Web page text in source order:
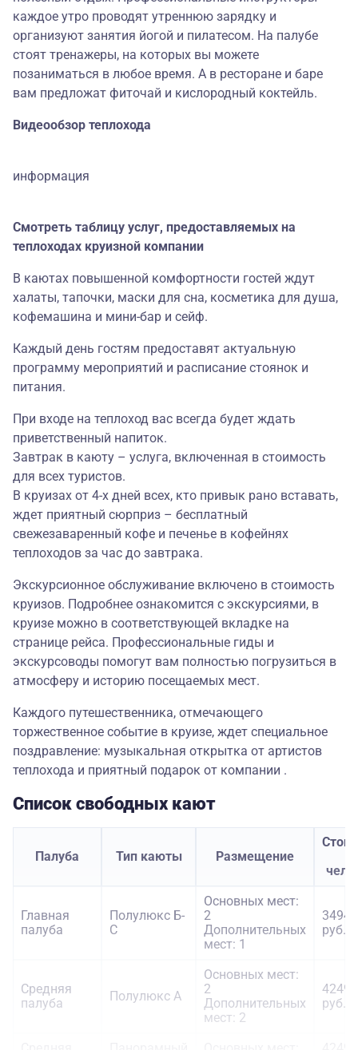
каждое утро проводят утреннюю зарядку и
организуют занятия йогой и пилатесом. На палубе
стоят тренажеры, на которых вы можете
позаниматься в любое время. А в ресторане и баре
вам предложат фиточай и кислородный коктейль.
Видеообзор теплохода
информация
Смотреть таблицу услуг, предоставляемых на
теплоходах круизной компании
В каютах повышенной комфортности гостей ждут
халаты, тапочки, маски для сна, косметика для душа,
кофемашина и мини-бар и сейф.
Каждый день гостям предоставят актуальную
программу мероприятий и расписание стоянок и
питания.
При входе на теплоход вас всегда будет ждать
приветственный напиток.
Завтрак в каюту – услуга, включенная в стоимость
для всех туристов.
В круизах от 4-х дней всех, кто привык рано вставать,
ждет приятный сюрприз – бесплатный
свежезаваренный кофе и печенье в кофейнях
теплоходов за час до завтрака.
Экскурсионное обслуживание включено в стоимость
круизов. Подробнее ознакомится с экскурсиями, в
круизе можно в соответствующей вкладке на
странице рейса. Профессиональные гиды и
экскурсоводы помогут вам полностью погрузиться в
атмосферу и историю посещаемых мест.
Каждого путешественника, отмечающего
торжественное событие в круизе, ждет специальное
поздравление: музыкальная открытка от артистов
теплохода и приятный подарок от компании .
Список свободных кают
Палуба Тип каюты Размещение
Главная
палуба
Полулюкс Б-
С
Основных мест:
2
Дополнительных
мест: 1
руб.
Средняя
палуба
Полулюкс А
Основных мест:
2
Дополнительных
мест: 2
руб.